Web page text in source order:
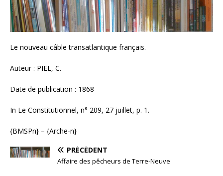
Le nouveau câble transatlantique français.
Auteur : PIEL, C.
Date de publication : 1868
In Le Constitutionnel, n° 209, 27 juillet, p. 1.
{BMSPn} – {Arche-n}
PRÉCÉDENT
Affaire des pêcheurs de Terre-Neuve